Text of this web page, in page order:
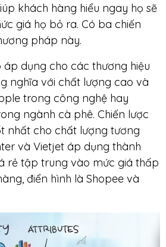
khách hàng hiểu ngay họ sẽ
giá họ bỏ ra. Có ba chiến
pháp này.
dụng cho các thương hiệu
nghĩa với chất lượng cao và
trong công nghệ hay
ngành cà phê. Chiến lược
nhất cho chất lượng tương
và Vietjet áp dụng thành
rẻ tập trung vào mức giá thấp
điển hình là Shopee và